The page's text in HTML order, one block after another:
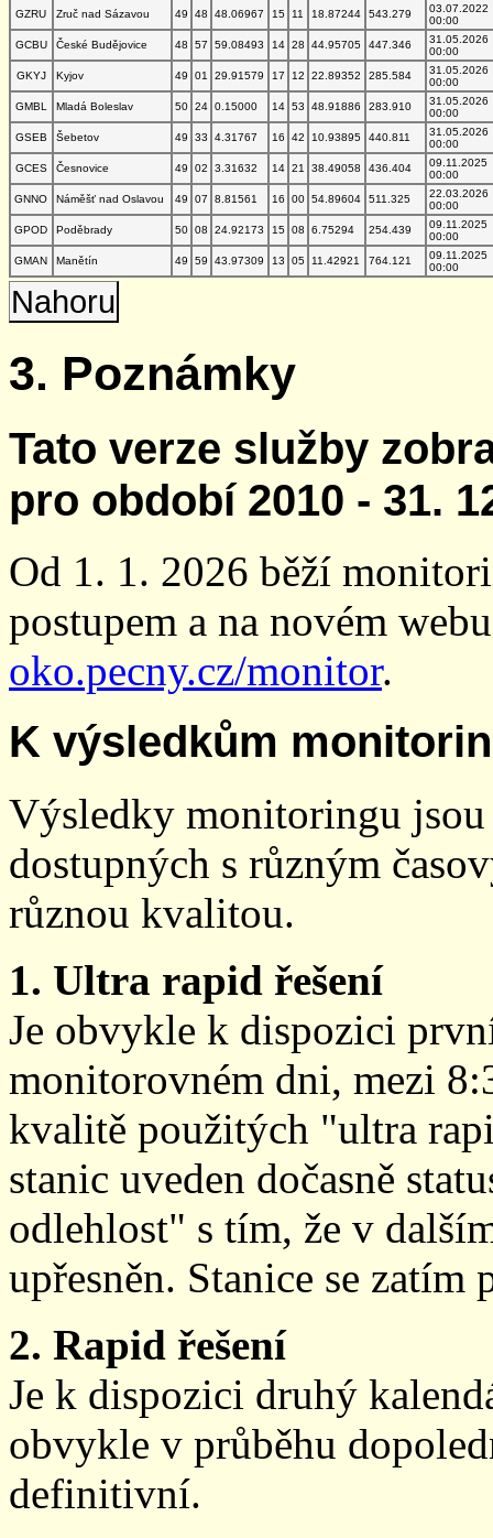
GZRU
Zruč nad Sázavou 49 48 48.06967 15 11 18.87244 543.279
03.07.2022
00:00
GCBU
České Budějovice 48 57 59.08493 14 28 44.95705 447.346
31.05.2026
00:00
GKYJ
Kyjov 49 01 29.91579 17 12 22.89352 285.584
31.05.2026
00:00
GMBL
Mladá Boleslav 50 24 0.15000 14 53 48.91886 283.910
31.05.2026
00:00
GSEB
Šebetov 49 33 4.31767 16 42 10.93895 440.811
31.05.2026
00:00
GCES
Česnovice 49 02 3.31632 14 21 38.49058 436.404
09.11.2025
00:00
GNNO
Náměšť nad Oslavou 49 07 8.81561 16 00 54.89604 511.325
22.03.2026
00:00
GPOD
Poděbrady 50 08 24.92173 15 08 6.75294 254.439
09.11.2025
00:00
GMAN
Manětín 49 59 43.97309 13 05 11.42921 764.121
09.11.2025
00:00
Nahoru
3. Poznámky
Tato verze služby
pro období 2010 - 31.
Od 1. 1. 2026 běží
postupem a na novém
oko.pecny.cz/monitor.
K výsledkům
Výsledky monitoringu
dostupných s různým
různou kvalitou.
1. Ultra rapid řešení
Je obvykle k dispozici
monitorovném dni, mezi
kvalitě použitých "ultra
stanic uveden dočasně
odlehlost" s tím, že v
upřesněn. Stanice se zatím
2. Rapid řešení
Je k dispozici druhý
obvykle v průběhu
definitivní.